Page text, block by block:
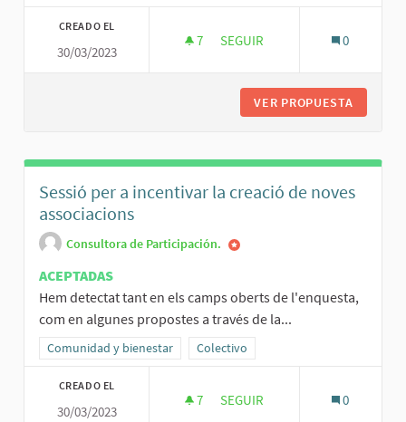
CREADO EL
30/03/2023
7 7 SEGUIDORAS
SEGUIR 0
VER PROPUESTA
Sessió per a incentivar la creació de noves
associacions
Consultora de Participación.
ACEPTADAS
Hem detectat tant en els camps oberts de l'enquesta,
com en algunes propostes a través de la...
Resultados al filtrar por la categoría: Comunidad y bienestar
Comunidad y bienestar Resultados al filtrar por el ámbito:
Colectivo
CREADO EL
30/03/2023
7 7 SEGUIDORAS
SEGUIR 0